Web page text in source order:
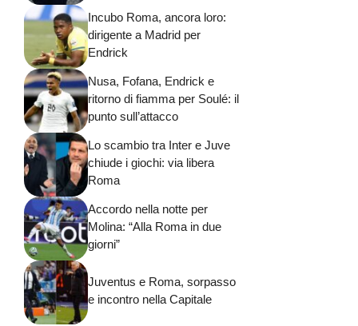
Incubo Roma, ancora loro:
dirigente a Madrid per
Endrick
Nusa, Fofana, Endrick e
ritorno di fiamma per Soulé: il
punto sull’attacco
Lo scambio tra Inter e Juve
chiude i giochi: via libera
Roma
Accordo nella notte per
Molina: “Alla Roma in due
giorni”
Juventus e Roma, sorpasso
e incontro nella Capitale